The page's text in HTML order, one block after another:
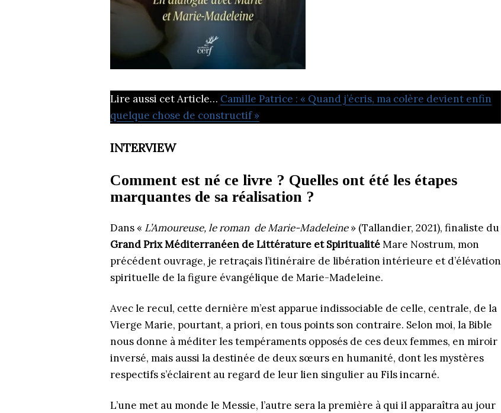
Lire aussi cet Article… Camille Patrice : « Quand j’écris, ma colère devient enfin
quelque chose de constructif »
INTERVIEW
Comment est né ce livre ? Quelles ont été les étapes
marquantes de sa réalisation ?
Dans « L’Amoureuse, le roman de Marie-Madeleine» (Tallandier, 2021), finaliste du
Grand Prix Méditerranéen de Littérature et SpiritualitéMare Nostrum, mon
précédent ouvrage, je retraçais l’itinéraire de libération intérieure et d’élévation
spirituelle de la figure évangélique de Marie-Madeleine.
Avec le recul, cette dernière m’est apparue indissociable de celle, centrale, de la
Vierge Marie, pourtant, a priori, en tous points son contraire. Selon moi, la Bible
nous donne à méditer les tempéraments opposés de ces deux femmes, en miroir
inversé, mais aussi la destinée de deux sœurs en humanité, dont les mystères
respectifs s’éclairent au regard de leur lien singulier au Fils incarné.
L’une met au monde le Messie, l’autre sera la première à qui il apparaîtra au jour